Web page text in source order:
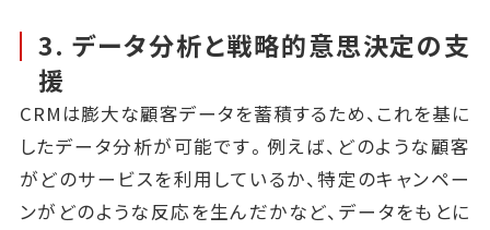
3. データ分析と戦略的意思決定の支
援
CRMは膨大な顧客データを蓄積するため、これを基に
したデータ分析が可能です。例えば、どのような顧客
がどのサービスを利用しているか、特定のキャンペー
ンがどのような反応を生んだかなど、データをもとに